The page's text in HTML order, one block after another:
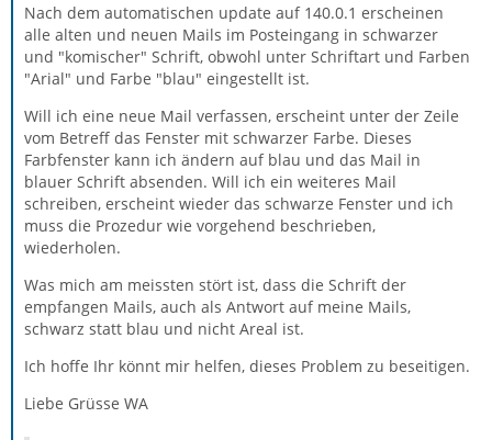
Nach dem automatischen update auf 140.0.1 erscheinen
alle alten und neuen Mails im Posteingang in schwarzer
und "komischer" Schrift, obwohl unter Schriftart und Farben
"Arial" und Farbe "blau" eingestellt ist.
Will ich eine neue Mail verfassen, erscheint unter der Zeile
vom Betreff das Fenster mit schwarzer Farbe. Dieses
Farbfenster kann ich ändern auf blau und das Mail in
blauer Schrift absenden. Will ich ein weiteres Mail
schreiben, erscheint wieder das schwarze Fenster und ich
muss die Prozedur wie vorgehend beschrieben,
wiederholen.
Was mich am meissten stört ist, dass die Schrift der
empfangen Mails, auch als Antwort auf meine Mails,
schwarz statt blau und nicht Areal ist.
Ich hoffe Ihr könnt mir helfen, dieses Problem zu beseitigen.
Liebe Grüsse WA